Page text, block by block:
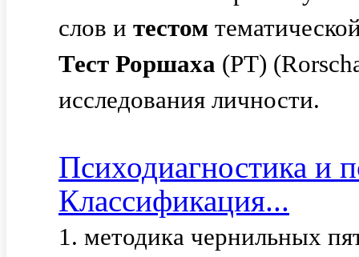
слов и тестом
Тест Роршаха (РТ)
исследования личности.
Психодиагностика и
Классификация...
1. методика чернильных